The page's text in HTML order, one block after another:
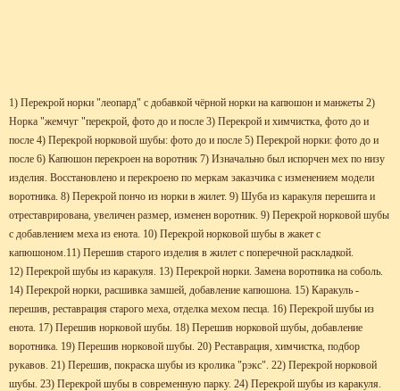
1) Перекрой норки "леопард" с добавкой чёрной норки на капюшон и манжеты 2)
Норка "жемчуг "перекрой, фото до и после 3) Перекрой и химчистка, фото до и
после 4) Перекрой норковой шубы: фото до и после 5) Перекрой норки: фото до и
после 6) Капюшон перекроен на воротник 7) Изначально был испорчен мех по низу
изделия. Восстановлено и перекроено по меркам заказчика с изменением модели
воротника. 8) Перекрой пончо из норки в жилет. 9) Шуба из каракуля перешита и
отреставрирована, увеличен размер, изменен воротник. 9) Перекрой норковой шубы
с добавлением меха из енота. 10) Перекрой норковой шубы в жакет с
капюшоном.11) Перешив старого изделия в жилет с поперечной раскладкой.
12) Перекрой шубы из каракуля. 13) Перекрой норки. Замена воротника на соболь.
14) Перекрой норки, расшивка замшей, добавление капюшона. 15) Каракуль -
перешив, реставрация старого меха, отделка мехом песца. 16) Перекрой шубы из
енота. 17) Перешив норковой шубы. 18) Перешив норковой шубы, добавление
воротника. 19) Перешив норковой шубы. 20) Реставрация, химчистка, подбор
рукавов. 21) Перешив, покраска шубы из кролика "рэкс". 22) Перекрой норковой
шубы. 23) Перекрой шубы в современную парку. 24) Перекрой шубы из каракуля.